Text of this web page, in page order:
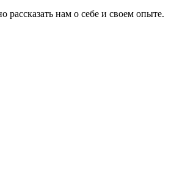
нам о себе и своем опыте.